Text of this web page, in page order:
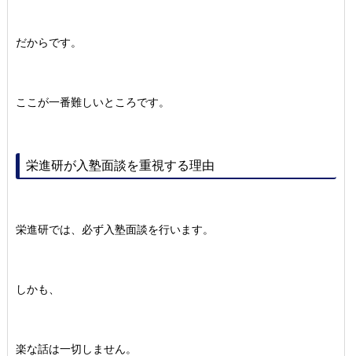
だからです。
ここが一番難しいところです。
栄進研が入塾面談を重視する理由
栄進研では、必ず入塾面談を行います。
しかも、
楽な話は一切しません。